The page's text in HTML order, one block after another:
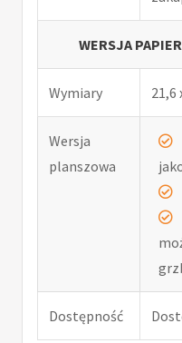
WERSJA
Wymiary 21,6
Wersja
planszowa
Dostępność